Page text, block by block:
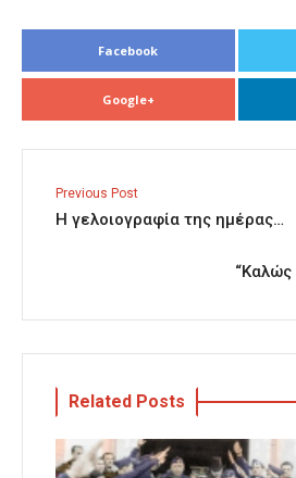
Facebook
Google+
Previous Post
Η γελοιογραφία της ημέρας…
“Καλώς
Related Posts